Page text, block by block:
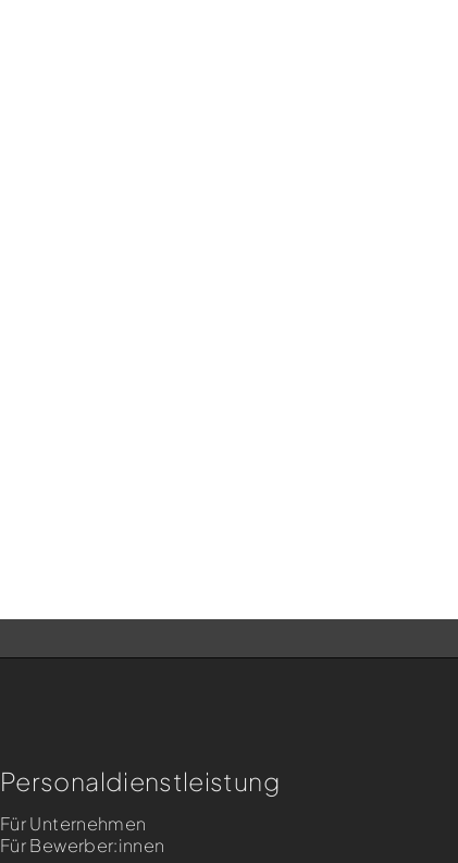
Personaldienst­leistung
Für Unternehmen
Für Bewerber:innen